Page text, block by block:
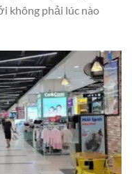
không phải lúc nào